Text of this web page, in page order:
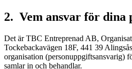
2. Vem ansvar för dina
Det är TBC Entreprenad AB,
Tockebackavägen 18F, 441 39
organisation (personuppgiftsansvarig)
samlar in och behandlar.